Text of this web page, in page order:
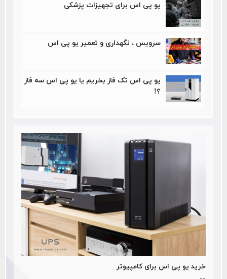
یو پی اس برای تجهیزات پزشکی
سرویس ، نگهداری و تعمیر یو پی اس
یو پی اس تک فاز بخریم یا یو پی اس سه فاز
؟!
خرید یو پی اس برای کامپیوتر